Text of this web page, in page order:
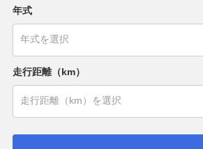
年式
走行距離（km）